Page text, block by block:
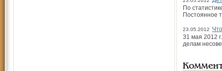
По
Постоянное
23.05.2012
31 мая 2012
делам